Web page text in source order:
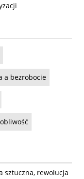
a bezrobocie
sztuczna, rewolucja